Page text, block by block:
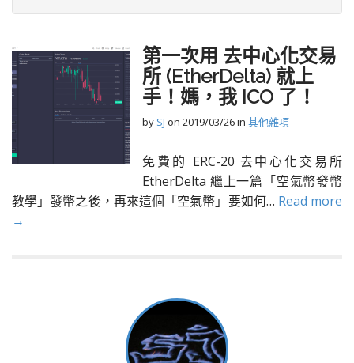
第一次用 去中心化交易
所 (EtherDelta) 就上
手！媽，我 ICO 了！
by SJ on 2019/03/26in 其他雜項
免費的 ERC-20 去中心化交易所
EtherDelta 繼上一篇「空氣幣發幣
教學」發幣之後，再來這個「空氣幣」要如何… Read more
→